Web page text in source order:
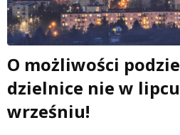
O możliwości
dzielnice nie w
wrześniu!